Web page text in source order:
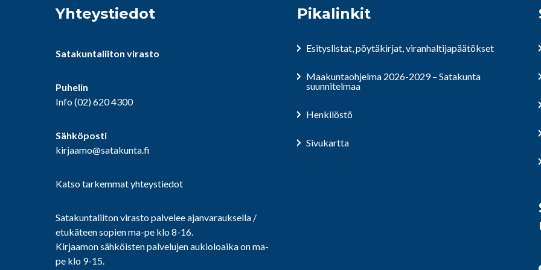
Yhteystiedot
Satakuntaliiton virasto
Puhelin
Info(02) 620 4300
Sähköposti
kirjaamo@satakunta.fi
Katso tarkemmat yhteystiedot
Satakuntaliiton virasto palvelee ajanvarauksella /
etukäteen sopien ma-pe klo 8-16.
Kirjaamon sähköisten palvelujen aukioloaika on ma-
pe klo 9-15.
Pikalinkit
Esityslistat, pöytäkirjat, viranhaltijapäätökset
Maakuntaohjelma 2026-2029 – Satakunta
suunnitelmaa
Henkilöstö
Sivukartta